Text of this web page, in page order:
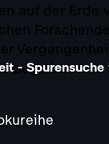
auf der Erde
begleitet ihre
- Spurensuche